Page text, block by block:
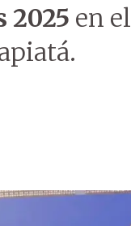
2025 en el